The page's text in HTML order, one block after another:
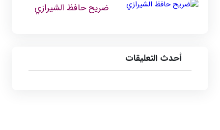
ضريح حافظ الشيرازي
أحدث التعليقات